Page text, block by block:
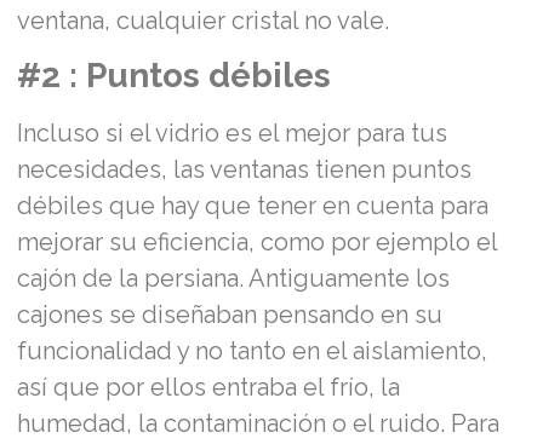
ventana, cualquier cristal no vale.
#2 : Puntos débiles
Incluso si el vidrio es el mejor para tus
necesidades, las ventanas tienen puntos
débiles que hay que tener en cuenta para
mejorar su eficiencia, como por ejemplo el
cajón de la persiana. Antiguamente los
cajones se diseñaban pensando en su
funcionalidad y no tanto en el aislamiento,
así que por ellos entraba el frío, la
humedad, la contaminación o el ruido. Para